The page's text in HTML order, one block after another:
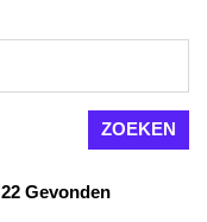
22 Gevonden